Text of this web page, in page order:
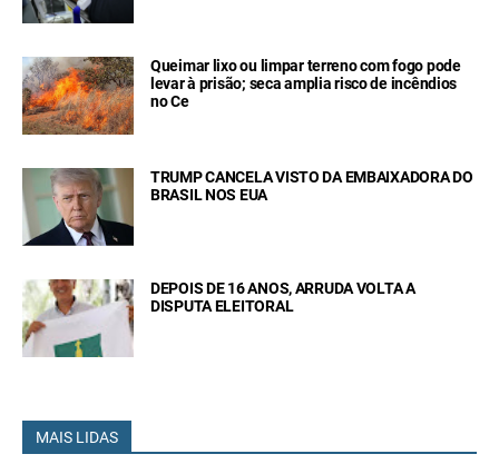
Queimar lixo ou limpar terreno com fogo pode
levar à prisão; seca amplia risco de incêndios
no Ce
TRUMP CANCELA VISTO DA EMBAIXADORA DO
BRASIL NOS EUA
DEPOIS DE 16 ANOS, ARRUDA VOLTA A
DISPUTA ELEITORAL
MAIS LIDAS